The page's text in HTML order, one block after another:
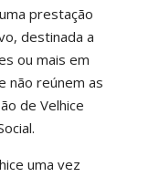
prestação
destinada a
ou mais em
não reúnem as
de Velhice
uma vez